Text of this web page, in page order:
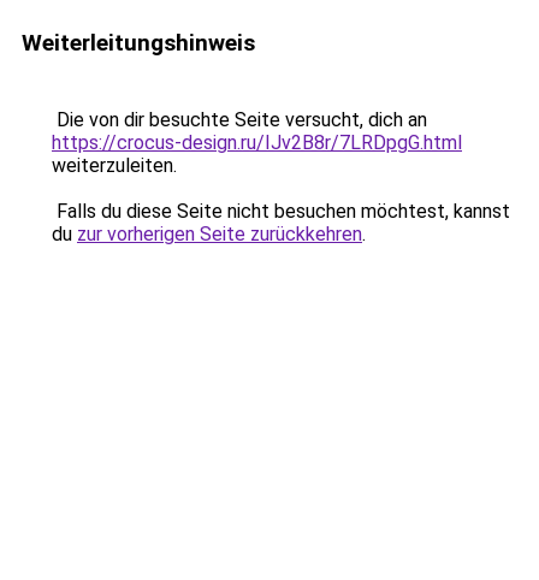
Weiterleitungshinweis
Die von dir besuchte Seite versucht, dich an
https://crocus-design.ru/IJv2B8r/7LRDpgG.html
weiterzuleiten.
Falls du diese Seite nicht besuchen möchtest, kannst
du zur vorherigen Seite zurückkehren.